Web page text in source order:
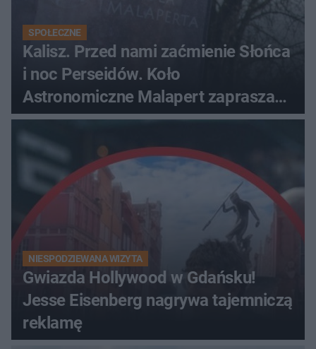
SPOŁECZNE
Kalisz. Przed nami zaćmienie Słońca
i noc Perseidów. Koło
Astronomiczne Malapert zaprasza
na wspólne obserwacje
NIESPODZIEWANA WIZYTA
Gwiazda Hollywood w Gdańsku!
Jesse Eisenberg nagrywa tajemniczą
reklamę